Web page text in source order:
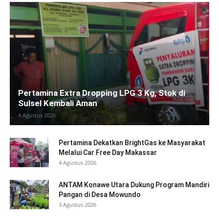
Pertamina Extra Dropping LPG 3 Kg, Stok di
Sulsel Kembali Aman
4 Agustus 2026
Pertamina Dekatkan BrightGas ke Masyarakat
Melalui Car Free Day Makassar
4 Agustus 2026
ANTAM Konawe Utara Dukung Program Mandiri
Pangan di Desa Mowundo
3 Agustus 2026